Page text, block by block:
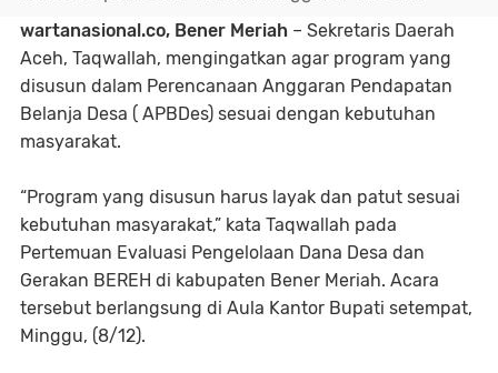
wartanasional.co, Bener Meriah – Sekretaris Daerah
Aceh, Taqwallah, mengingatkan agar program yang
disusun dalam Perencanaan Anggaran Pendapatan
Belanja Desa ( APBDes) sesuai dengan kebutuhan
masyarakat.
“Program yang disusun harus layak dan patut sesuai
kebutuhan masyarakat,” kata Taqwallah pada
Pertemuan Evaluasi Pengelolaan Dana Desa dan
Gerakan BEREH di kabupaten Bener Meriah. Acara
tersebut berlangsung di Aula Kantor Bupati setempat,
Minggu, (8/12).